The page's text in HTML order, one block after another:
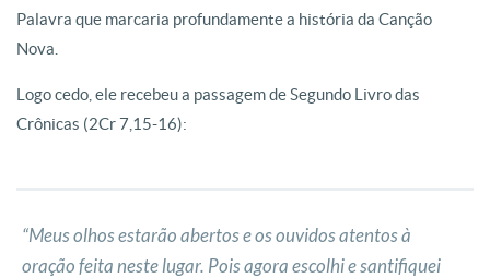
Palavra que marcaria profundamente a história da Canção
Nova
Logo cedo, ele recebeu a passagem deSegundo Livro das
Crônicas (2Cr 7,15-16):
“Meus olhos estarão abertos e os ouvidos atentos à
oração feita neste lugar. Pois agora escolhi e santifiquei